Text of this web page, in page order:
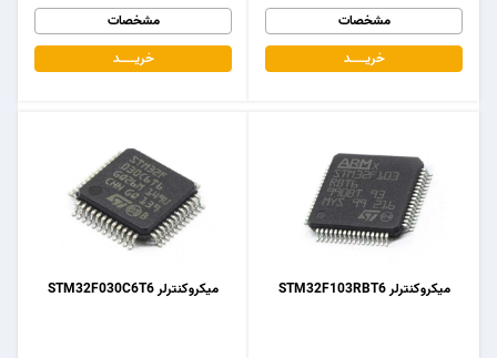
مشخصات
خریـــــــد
مشخصات
خریـــــــد
میکروکنترلر STM32F030C6T6 میکروکنترلر STM32F103RBT6